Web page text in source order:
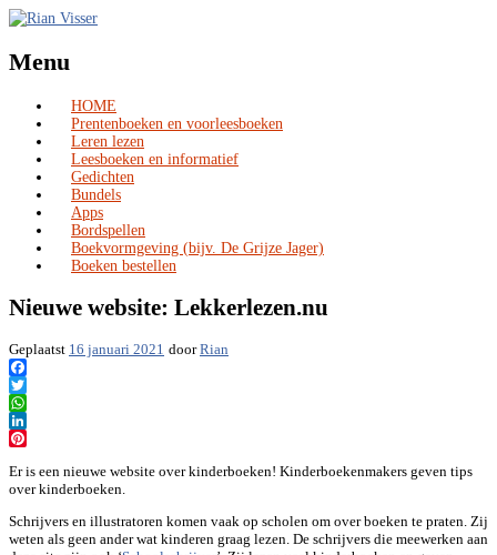
Menu
Skip
to
content
HOME
Prentenboeken en voorleesboeken
Leren lezen
Leesboeken en informatief
Gedichten
Bundels
Apps
Bordspellen
Boekvormgeving (bijv. De Grijze Jager)
Boeken bestellen
Nieuwe website: Lekkerlezen.nu
Geplaatst 16 januari 2021 doorRian
Facebook
Twitter
WhatsApp
LinkedIn
Er is een nieuwe website over kinderboeken! Kinderboekenmakers geven tips
over kinderboeken.
Schrijvers en illustratoren komen vaak op scholen om over boeken te praten. Zij
weten als geen ander wat kinderen graag lezen. De schrijvers die meewerken aan